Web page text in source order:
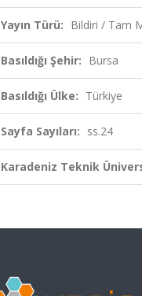
Yayın Türü: Bildiri / Tam
Basıldığı Şehir: Bursa
Basıldığı Ülke: Türkiye
Sayfa Sayıları: ss.24
Karadeniz Teknik